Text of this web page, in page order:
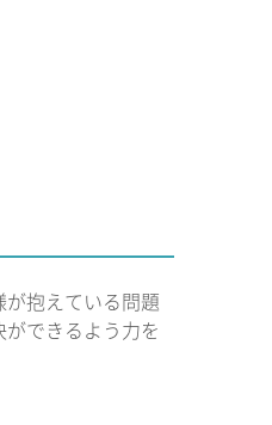
抱えている問題
できるよう力を